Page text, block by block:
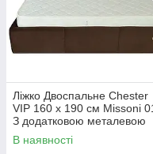
Ліжко Двоспальне Chester
VIP 160 х 190 см Missoni
З додатковою металевою
цільнозварною рамою
Темно-коричневий
В наявності